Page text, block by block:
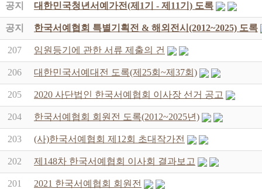
공지 대한민국청년서예가전(제1기 - 제11기) 도록
공지 한국서예협회 특별기획전 & 해외전시(2012~2025) 도록
207 임원등기에 관한 서류 제출의 건
206 대한민국서예대전 도록(제25회~제37회)
205 2020 사단법인 한국서예협회 이사장 선거 공고
204 한국서예협회 회원전 도록(2012~2025년)
203 (사)한국서예협회 제12회 초대작가전
202 제148차 한국서예협회 이사회 결과보고
201 2021 한국서예협회 회원전